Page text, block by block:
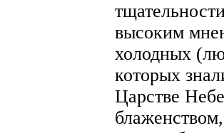
высоким
холодных
которых
Царстве